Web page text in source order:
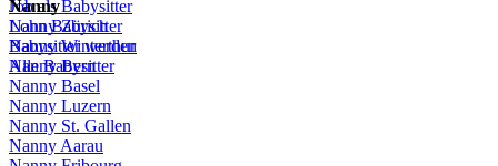
JobalsBabysitter
LohnBabysitter
Babysitterwerden
Alle Babysitter
Nanny
NannyZürich
Nanny Winterthur
Nanny Bern
Nanny Basel
Nanny Luzern
Nanny St. Gallen
Nanny Aarau